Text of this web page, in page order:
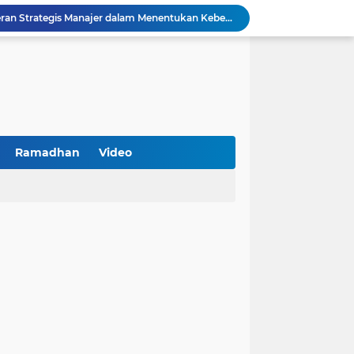
Kemenkop Tekankan Peran Strategis Manajer dalam Menentukan Keberhasilan KDKMP
BPS Sampang: UMKM dan Usaha Besar Wajib Terdata di Sensus Ekonomi 2026, Kunci Kebijakan Tepat Sasaran
Baru Industri Jasa Keuangan
Ramadhan Video